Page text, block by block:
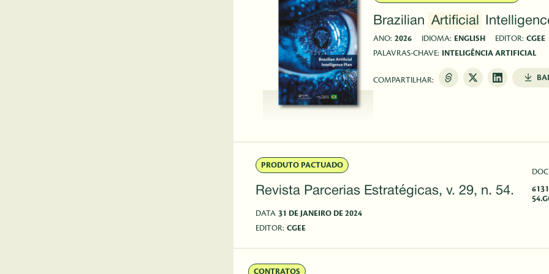
Brazilian Artificial
ANO: 2026 IDIOMA: ENGLISH EDITOR: CGEE
PALAVRAS-CHAVE:
INTELIGÊNCIA ARTIFICIAL
COMPARTILHAR:
PRODUTO PACTUADO
Revista Parcerias Estratégicas, v. 29, n. 54.
DATA 31 DE JANEIRO DE 2024
EDITOR: CGEE
CONTRATOS